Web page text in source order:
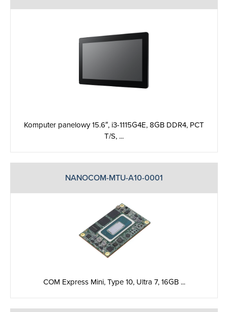
Komputer panelowy 15.6″, i3-1115G4E, 8GB DDR4, PCT
T/S, ...
NANOCOM-MTU-A10-0001
COM Express Mini, Type 10, Ultra 7, 16GB ...